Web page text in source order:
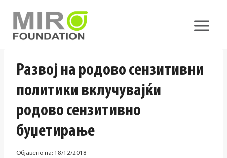
content
Развој на родово сензитивни
политики вклучувајќи
родово сензитивно
буџетирање
Објавено на: 18/12/2018